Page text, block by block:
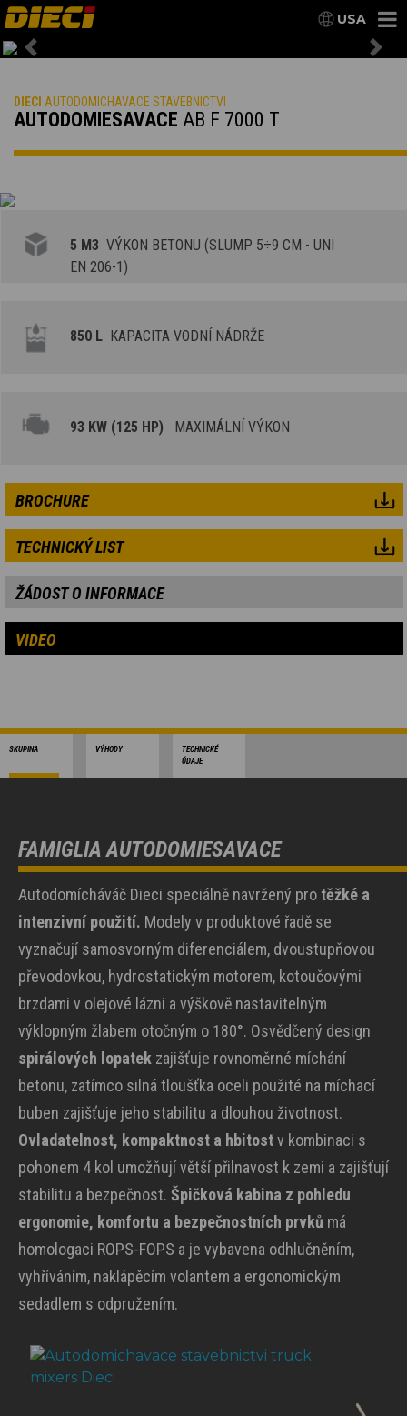
USA
Previous
DIECI AUTODOMICHAVACE STAVEBNICTVI
AUTODOMIESAVACE AB F 7000 T
5 M3 VÝKON BETONU (SLUMP 5÷9 CM - UNI
EN 206-1)
850 L KAPACITA VODNÍ NÁDRŽE
93 KW (125 HP) MAXIMÁLNÍ VÝKON
BROCHURE
TECHNICKÝ LIST
ŽÁDOST O INFORMACE
VIDEO
SKUPINA VÝHODY
TECHNICKÉ
ÚDAJE
FAMIGLIA AUTODOMIESAVACE
Autodomícháváč Dieci speciálně navržený pro těžké a
intenzivní použití. Modely v produktové řadě se
vyznačují samosvorným diferenciálem, dvoustupňovou
převodovkou, hydrostatickým motorem, kotoučovými
brzdami v olejové lázni a výškově nastavitelným
výklopným žlabem otočným o 180°. Osvědčený design
spirálových lopatek zajišťuje rovnoměrné míchání
betonu, zatímco silná tloušťka oceli použité na míchací
buben zajišťuje jeho stabilitu a dlouhou životnost.
Ovladatelnost, kompaktnost a hbitostv kombinaci s
pohonem 4 kol umožňují větší přilnavost k zemi a zajišťují
stabilitu a bezpečnost. Špičková kabina z pohledu
ergonomie, komfortu a bezpečnostních prvků má
homologaci ROPS-FOPS a je vybavena odhlučněním,
vyhříváním, naklápěcím volantem a ergonomickým
sedadlem s odpružením.